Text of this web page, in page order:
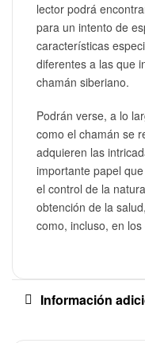
lector podrá
para un intento de
características
diferentes a las que
chamán siberiano.
Podrán verse, a lo
como el chamán se
adquieren las
importante papel
el control de la
obtención de la
como, incluso, en
Información